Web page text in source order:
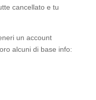
cancellato e tu
un account
alcuni di base info: